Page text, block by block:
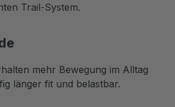
Trail-System.
mehr Bewegung im Alltag
länger fit und belastbar.